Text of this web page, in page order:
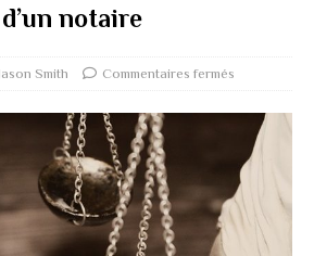
notaire
Jason Smith Commentaires fermés